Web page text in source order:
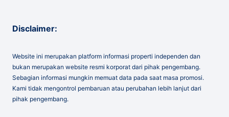
Disclaimer:
Website ini merupakan platform informasi properti independen dan
bukan merupakan website resmi korporat dari pihak pengembang.
Sebagian informasi mungkin memuat data pada saat masa promosi.
Kami tidak mengontrol pembaruan atau perubahan lebih lanjut dari
pihak pengembang.